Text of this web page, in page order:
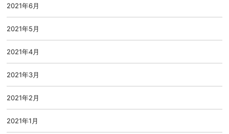
2021年6月
2021年5月
2021年4月
2021年3月
2021年2月
2021年1月